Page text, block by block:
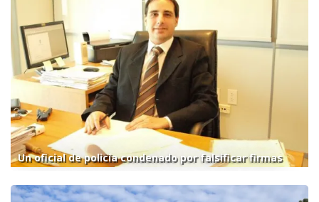
Un oficial de policía condenado por falsificar firmas